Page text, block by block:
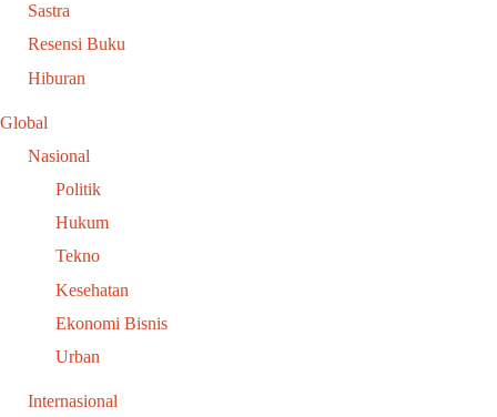
Sastra
Resensi Buku
Hiburan
Global
Nasional
Politik
Hukum
Tekno
Kesehatan
Ekonomi Bisnis
Urban
Internasional